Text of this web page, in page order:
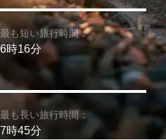
最も短い旅行時間：
6時16分
最も長い旅行時間：
7時45分